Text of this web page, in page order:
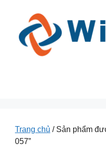
Trang chủ / Sản phẩm
057”